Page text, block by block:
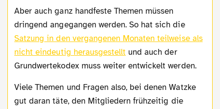
Aber auch ganz handfeste Themen müssen
dringend angegangen werden. So hat sich die
Satzung in den vergangenen Monaten teilweise als
nicht eindeutig herausgestellt und auch der
Grundwertekodex muss weiter entwickelt werden.
Viele Themen und Fragen also, bei denen Watzke
gut daran täte, den Mitgliedern frühzeitig die